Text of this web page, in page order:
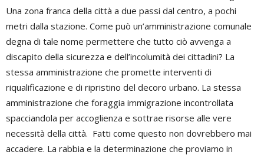
Una zona franca della città a due passi dal centro, a pochi
metri dalla stazione. Come può un’amministrazione comunale
degna di tale nome permettere che tutto ciò avvenga a
discapito della sicurezza e dell’incolumità dei cittadini? La
stessa amministrazione che promette interventi di
riqualificazione e di ripristino del decoro urbano. La stessa
amministrazione che foraggia immigrazione incontrollata
spacciandola per accoglienza e sottrae risorse alle vere
necessità della città. Fatti come questo non dovrebbero mai
accadere. La rabbia e la determinazione che proviamo in